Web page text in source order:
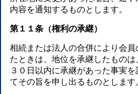
内容を通知するものとします。
第１１条（権利の承継）
相続または法人の合併により会
たときは、地位を承継したもの
３０日以内に承継があった事実
てその旨を申し出るものとします